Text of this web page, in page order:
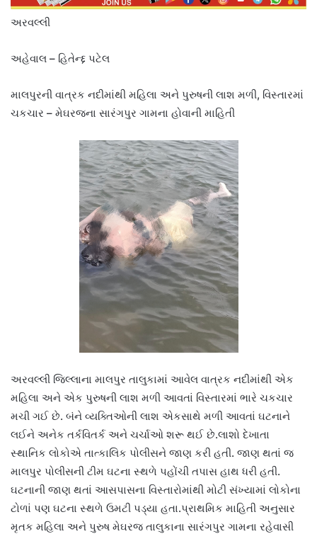
અરવલ્લી
અહેવાલ – હિતેન્દ્દ પટેલ
માલપુરની વાત્રક નદીમાંથી મહિલા અને પુરુષની લાશ મળી, વિસ્તારમાં
ચકચાર – મેઘરજના સારંગપુર ગામના હોવાની માહિતી
અરવલ્લી જિલ્લાના માલપુર તાલુકામાં આવેલ વાત્રક નદીમાંથી એક
મહિલા અને એક પુરુષની લાશ મળી આવતાં વિસ્તારમાં ભારે ચકચાર
મચી ગઈ છે. બંને વ્યક્તિઓની લાશ એકસાથે મળી આવતાં ઘટનાને
લઈને અનેક તર્કવિતર્ક અને ચર્ચાઓ શરૂ થઈ છે.લાશો દેખાતા
સ્થાનિક લોકોએ તાત્કાલિક પોલીસને જાણ કરી હતી. જાણ થતાં જ
માલપુર પોલીસની ટીમ ઘટના સ્થળે પહોંચી તપાસ હાથ ધરી હતી.
ઘટનાની જાણ થતાં આસપાસના વિસ્તારોમાંથી મોટી સંખ્યામાં લોકોના
ટોળાં પણ ઘટના સ્થળે ઉમટી પડ્યા હતા.પ્રાથમિક માહિતી અનુસાર
મૃતક મહિલા અને પુરુષ મેઘરજ તાલુકાના સારંગપુર ગામના રહેવાસી